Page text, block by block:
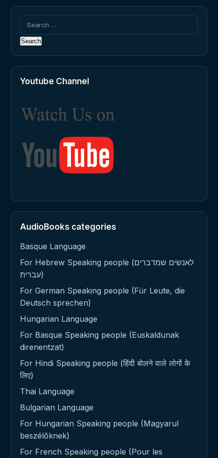
Search
for:
Youtube Channel
AudioBooks categories
Basque Language
For Hebrew Speaking people (לאנשים שמדברים
עברית)
For German Speaking people (Für Leute, die
Deutsch sprechen)
Hungarian Language
For Basque Speaking people (Euskaldunak
direnentzat)
For Hindi Speaking people (हिंदी बोलने वाले लोगों के
लिए)
Thai Language
Bulgarian Language
For Hungarian Speaking people (Magyarul
beszélőknek)
For French Speaking people (Pour les